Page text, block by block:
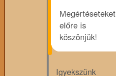
Megértéseteket
előre is
köszönjük!
Igyekszünk